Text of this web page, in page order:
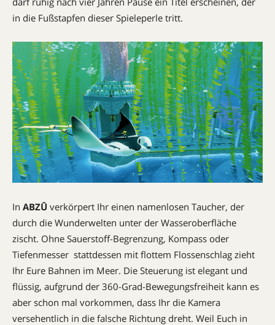
in die Fußstapfen dieser Spieleperle tritt.
In ABZÛ verkörpert Ihr einen namenlosen Taucher, der
durch die Wunderwelten unter der Wasseroberfläche
zischt. Ohne Sauerstoff-Begrenzung, Kompass oder
Tiefenmesser  stattdessen mit flottem Flossenschlag zieht
Ihr Eure Bahnen im Meer. Die Steuerung ist elegant und
flüssig, aufgrund der 360-Grad-Bewegungsfreiheit kann es
aber schon mal vorkommen, dass Ihr die Kamera
versehentlich in die falsche Richtung dreht. Weil Euch in